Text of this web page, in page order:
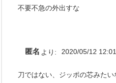
不要不急の外出すな
匿名 より: 2020/05/12
刀ではない、ジッポの芯みたい